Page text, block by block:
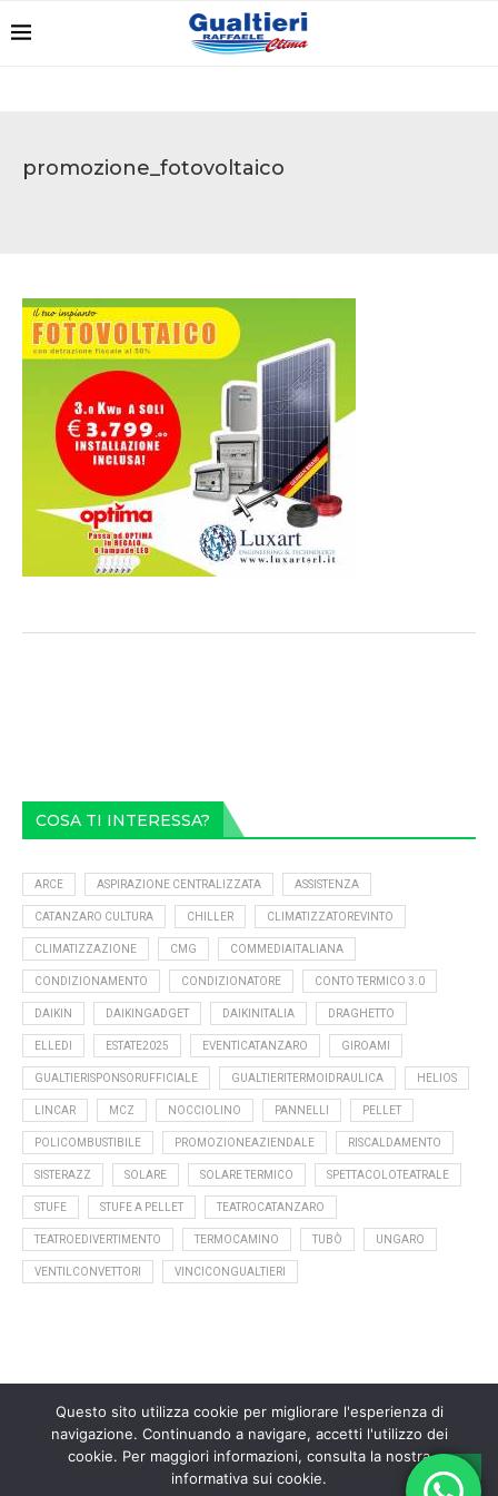
promozione_fotovoltaico
COSA TI INTERESSA?
ARCE ASPIRAZIONE CENTRALIZZATA ASSISTENZA
CATANZARO CULTURA CHILLER CLIMATIZZATOREVINTO
CLIMATIZZAZIONE CMG COMMEDIAITALIANA
CONDIZIONAMENTO CONDIZIONATORE CONTO TERMICO 3.0
DAIKIN DAIKINGADGET DAIKINITALIA DRAGHETTO
ELLEDI ESTATE2025 EVENTICATANZARO GIROAMI
GUALTIERISPONSORUFFICIALE GUALTIERITERMOIDRAULICA HELIOS
LINCAR MCZ NOCCIOLINO PANNELLI PELLET
POLICOMBUSTIBILE PROMOZIONEAZIENDALE RISCALDAMENTO
SISTERAZZ SOLARE SOLARE TERMICO SPETTACOLOTEATRALE
STUFE STUFE A PELLET TEATROCATANZARO
TEATROEDIVERTIMENTO TERMOCAMINO TUBÒ UNGARO
VENTILCONVETTORI VINCICONGUALTIERI
Questo sito utilizza cookie per migliorare l'esperienza di
navigazione. Continuando a navigare, accetti l'utilizzo dei
cookie. Per maggiori informazioni, consulta la nostra
informativa sui cookie.